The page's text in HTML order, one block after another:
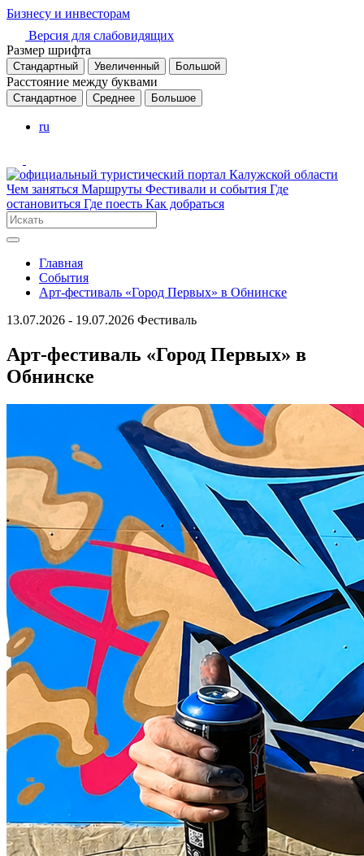
Бизнесу и инвесторам
Версия для слабовидящих
Размер шрифта
Стандартный Увеличенный Большой
Расстояние между буквами
Стандартное Среднее Большое
ru
Чем заняться Маршруты Фестивали и события Где
остановиться Где поесть Как добраться
Главная
События
Арт-фестиваль «Город Первых» в Обнинске
13.07.2026 - 19.07.2026 Фестиваль
Арт-фестиваль «Город Первых» в
Обнинске